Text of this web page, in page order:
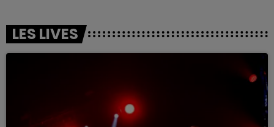
LES LIVES